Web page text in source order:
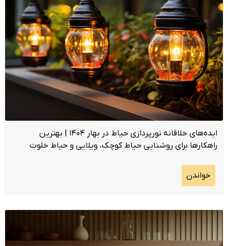
ایده‌های خلاقانه نورپردازی حیاط در بهار ۱۴۰۴ | بهترین
راهکارها برای روشنایی حیاط کوچک، ویلایی و حیاط خلوت
خواندن